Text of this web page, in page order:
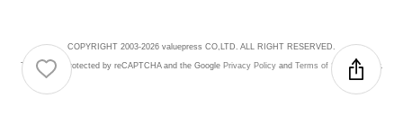
COPYRIGHT 2003-2026 valuepress CO,LTD. ALL RIGHT RESERVED.
This site is protected by reCAPTCHA and the Google Privacy Policyand Terms of Serviceapply.